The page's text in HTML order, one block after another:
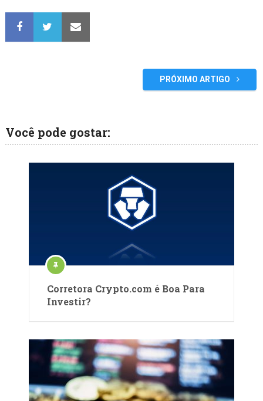
PRÓXIMO ARTIGO
Você pode gostar:
Corretora Crypto.com é Boa Para
Investir?